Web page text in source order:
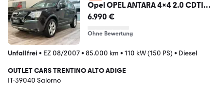
Opel OPEL ANTARA 4x4 2.0 CDTI
150cv 85.000km 1HANDE
6.990 €
Ohne Bewertung
Unfallfrei • EZ 08/2007• 85.000 km • 110 kW (150 PS) • Diesel
OUTLET CARS TRENTINO ALTO ADIGE
IT-39040 Salorno